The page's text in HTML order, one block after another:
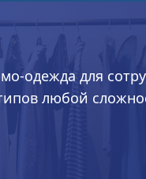
одежда для
любой